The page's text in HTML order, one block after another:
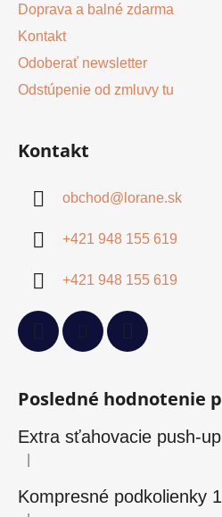
Doprava a balné zdarma
Kontakt
Odoberať newsletter
Odstúpenie od zmluvy tu
Kontakt
obchod@ lorane.sk
+421 948 155 619
+421 948 155 619
Posledné hodnotenie
Extra sťahovacie push-
Hodnotenie produktu je 5 z 5